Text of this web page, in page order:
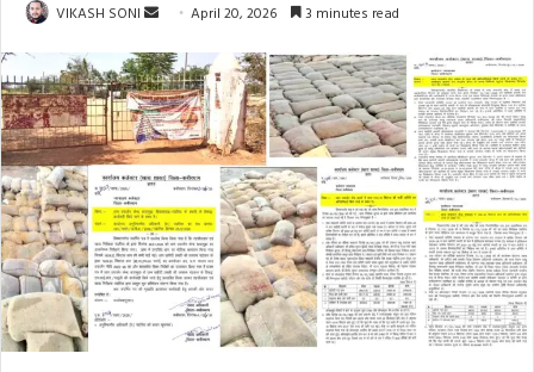
VIKASH SONI
Send
email
April 20, 2026 3 minutes read